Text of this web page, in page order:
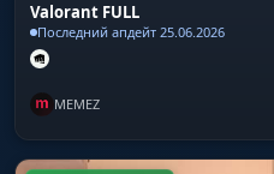
Valorant FULL
Последний апдейт 25.06.2026
MEMEZ